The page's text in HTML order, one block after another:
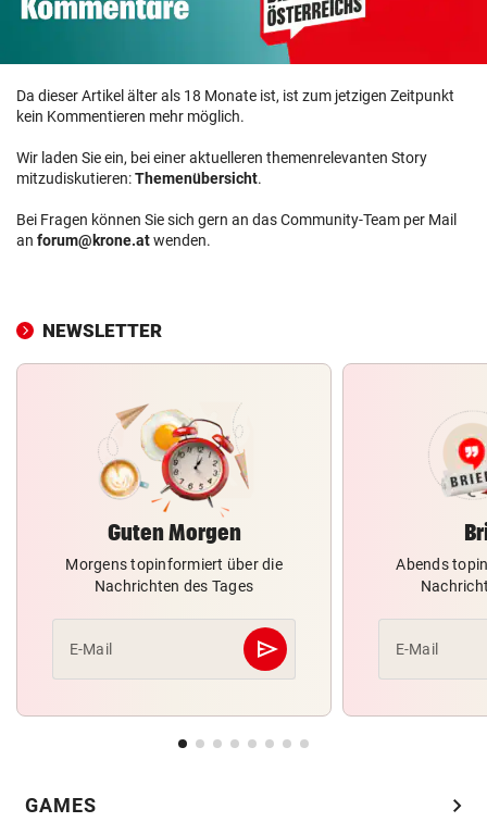
Da dieser Artikel älter als 18 Monate ist, ist zum jetzigen Zeitpunkt
kein Kommentieren mehr möglich.
Wir laden Sie ein, bei einer aktuelleren themenrelevanten Story
mitzudiskutieren:Themenübersicht.
Bei Fragen können Sie sich gern an das Community-Team per Mail
an forum@krone.atwenden.
NEWSLETTER
Guten Morgen
Morgens topinformiert über die
Nachrichten des Tages
E-Mail send
Abschicken
Abends
E-Mail
GAMES chevron_right